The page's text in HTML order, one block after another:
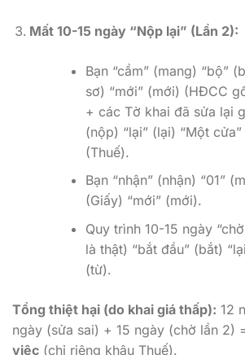
Mất 10-15 ngày “Nộp lại” (Lần 2):
Bạn “cầm” (mang) “bộ”
sơ) “mới” (mới) (HĐCC
+ các Tờ khai đã sửa lại
(nộp) “lại” (lại) “Một
(Thuế).
Bạn “nhận” (nhận) “01”
(Giấy) “mới” (mới).
Quy trình 10-15 ngày
là thật) “bắt đầu” (bắt)
(từ).
Tổng thiệt hại (do khai giá thấp): 12
ngày (sửa sai) + 15 ngày (chờ lần 2)
việc (chỉ riêng khâu Thuế).